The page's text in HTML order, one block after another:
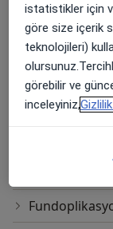
Bağırsak
Dikişsiz
Endokrin
Frozen
istatistikler için
göre size içerik
teknolojileri)
görebilir ve
inceleyiniz,